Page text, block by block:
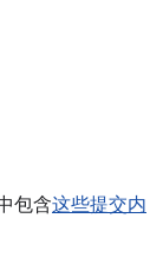
包含这些提交内